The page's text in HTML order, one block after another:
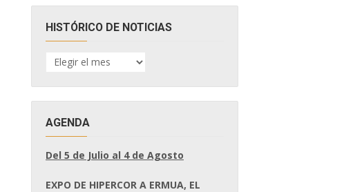
HISTÓRICO DE NOTICIAS
HISTÓRICO
DE
AGENDA
Del 5 de Julio al 4 de Agosto
EXPO DE HIPERCOR A ERMUA, EL